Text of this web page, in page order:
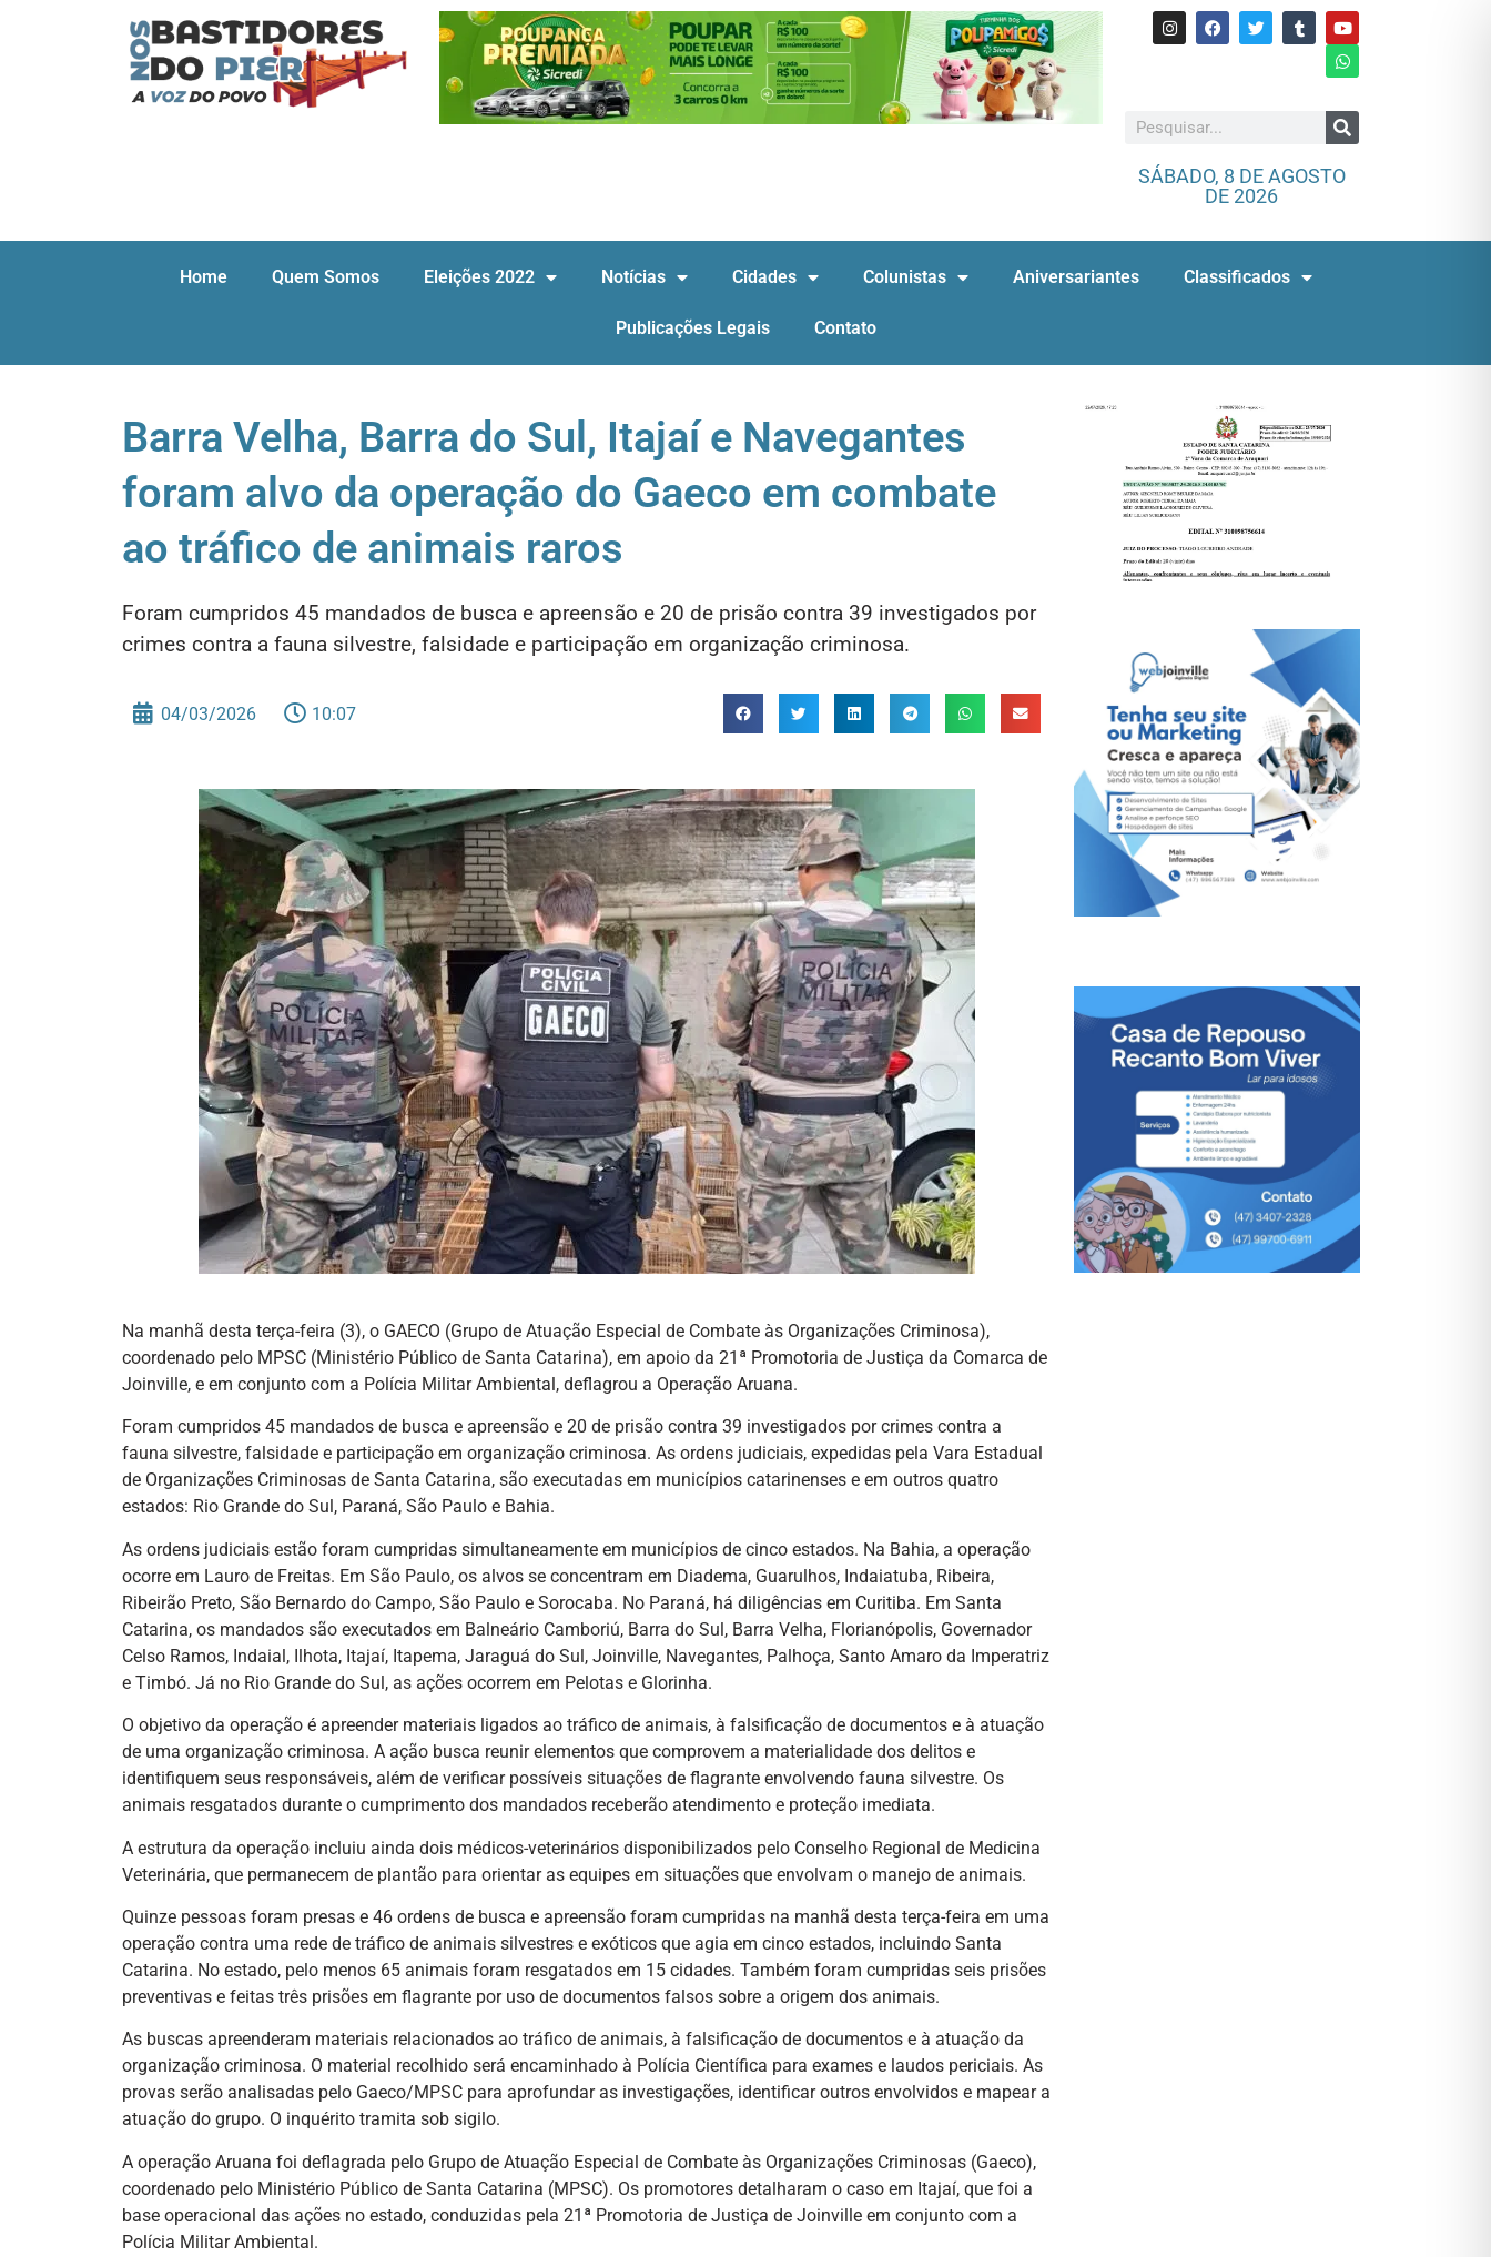
SÁBADO, 8 DE AGOSTO
DE 2026
Home Quem Somos Eleições 2022 Notícias Cidades Colunistas Aniversariantes Classificados
Publicações Legais Contato
Barra Velha, Barra do Sul, Itajaí e Navegantes
foram alvo da operação do Gaeco em combate
ao tráfico de animais raros
Foram cumpridos 45 mandados de busca e apreensão e 20 de prisão contra 39 investigados por
crimes contra a fauna silvestre, falsidade e participação em organização criminosa.
04/03/2026 10:07
Na manhã desta terça-feira (3), o GAECO (Grupo de Atuação Especial de Combate às Organizações Criminosa),
coordenado pelo MPSC (Ministério Público de Santa Catarina), em apoio da 21ª Promotoria de Justiça da Comarca de
Joinville, e em conjunto com a Polícia Militar Ambiental, deflagrou a Operação Aruana.
Foram cumpridos 45 mandados de busca e apreensão e 20 de prisão contra 39 investigados por crimes contra a
fauna silvestre, falsidade e participação em organização criminosa. As ordens judiciais, expedidas pela Vara Estadual
de Organizações Criminosas de Santa Catarina, são executadas em municípios catarinenses e em outros quatro
estados: Rio Grande do Sul, Paraná, São Paulo e Bahia.
As ordens judiciais estão foram cumpridas simultaneamente em municípios de cinco estados. Na Bahia, a operação
ocorre em Lauro de Freitas. Em São Paulo, os alvos se concentram em Diadema, Guarulhos, Indaiatuba, Ribeira,
Ribeirão Preto, São Bernardo do Campo, São Paulo e Sorocaba. No Paraná, há diligências em Curitiba. Em Santa
Catarina, os mandados são executados em Balneário Camboriú, Barra do Sul, Barra Velha, Florianópolis, Governador
Celso Ramos, Indaial, Ilhota, Itajaí, Itapema, Jaraguá do Sul, Joinville, Navegantes, Palhoça, Santo Amaro da Imperatriz
e Timbó. Já no Rio Grande do Sul, as ações ocorrem em Pelotas e Glorinha.
O objetivo da operação é apreender materiais ligados ao tráfico de animais, à falsificação de documentos e à atuação
de uma organização criminosa. A ação busca reunir elementos que comprovem a materialidade dos delitos e
identifiquem seus responsáveis, além de verificar possíveis situações de flagrante envolvendo fauna silvestre. Os
animais resgatados durante o cumprimento dos mandados receberão atendimento e proteção imediata.
A estrutura da operação incluiu ainda dois médicos-veterinários disponibilizados pelo Conselho Regional de Medicina
Veterinária, que permanecem de plantão para orientar as equipes em situações que envolvam o manejo de animais.
Quinze pessoas foram presas e 46 ordens de busca e apreensão foram cumpridas na manhã desta terça-feira em uma
operação contra uma rede de tráfico de animais silvestres e exóticos que agia em cinco estados, incluindo Santa
Catarina. No estado, pelo menos 65 animais foram resgatados em 15 cidades. Também foram cumpridas seis prisões
preventivas e feitas três prisões em flagrante por uso de documentos falsos sobre a origem dos animais.
As buscas apreenderam materiais relacionados ao tráfico de animais, à falsificação de documentos e à atuação da
organização criminosa. O material recolhido será encaminhado à Polícia Científica para exames e laudos periciais. As
provas serão analisadas pelo Gaeco/MPSC para aprofundar as investigações, identificar outros envolvidos e mapear a
atuação do grupo. O inquérito tramita sob sigilo.
A operação Aruana foi deflagrada pelo Grupo de Atuação Especial de Combate às Organizações Criminosas (Gaeco),
coordenado pelo Ministério Público de Santa Catarina (MPSC). Os promotores detalharam o caso em Itajaí, que foi a
base operacional das ações no estado, conduzidas pela 21ª Promotoria de Justiça de Joinville em conjunto com a
Polícia Militar Ambiental.